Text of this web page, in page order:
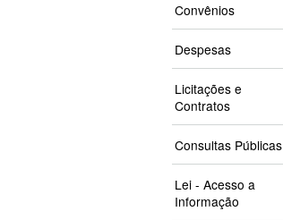
Convênios
Despesas
Licitações e
Contratos
Consultas Públicas
Lei - Acesso a
Informação